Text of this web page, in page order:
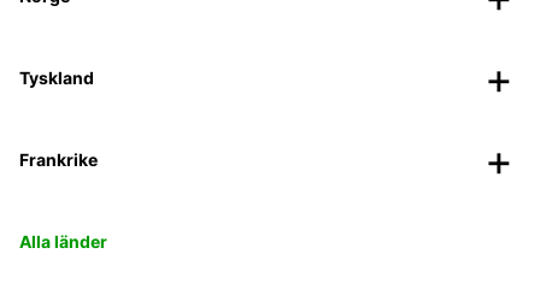
Tyskland
Frankrike
Alla länder